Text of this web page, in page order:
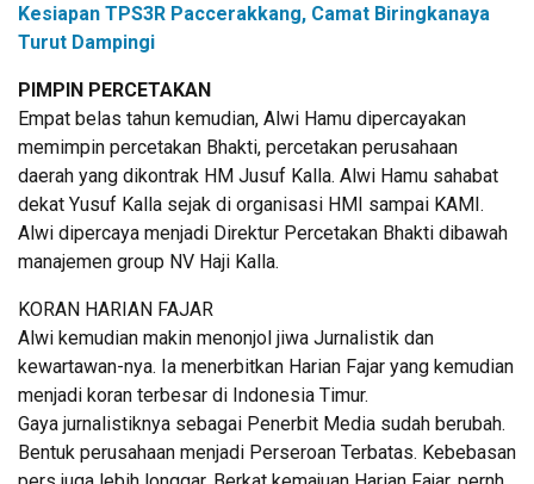
Kesiapan TPS3R Paccerakkang, Camat Biringkanaya
Turut Dampingi
PIMPIN PERCETAKAN
Empat belas tahun kemudian, Alwi Hamu dipercayakan
memimpin percetakan Bhakti, percetakan perusahaan
daerah yang dikontrak HM Jusuf Kalla. Alwi Hamu sahabat
dekat Yusuf Kalla sejak di organisasi HMI sampai KAMI.
Alwi dipercaya menjadi Direktur Percetakan Bhakti dibawah
manajemen group NV Haji Kalla.
KORAN HARIAN FAJAR
Alwi kemudian makin menonjol jiwa Jurnalistik dan
kewartawan-nya. Ia menerbitkan Harian Fajar yang kemudian
menjadi koran terbesar di Indonesia Timur.
Gaya jurnalistiknya sebagai Penerbit Media sudah berubah.
Bentuk perusahaan menjadi Perseroan Terbatas. Kebebasan